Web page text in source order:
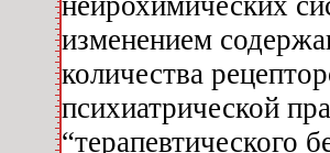
изменением
количества
психиатрической
“терапевтического